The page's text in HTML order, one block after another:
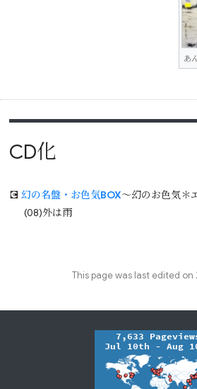
あ
CD化
💽幻の名盤・お色気BOX～幻のお色気＊
(08)外は雨
This page was last edited